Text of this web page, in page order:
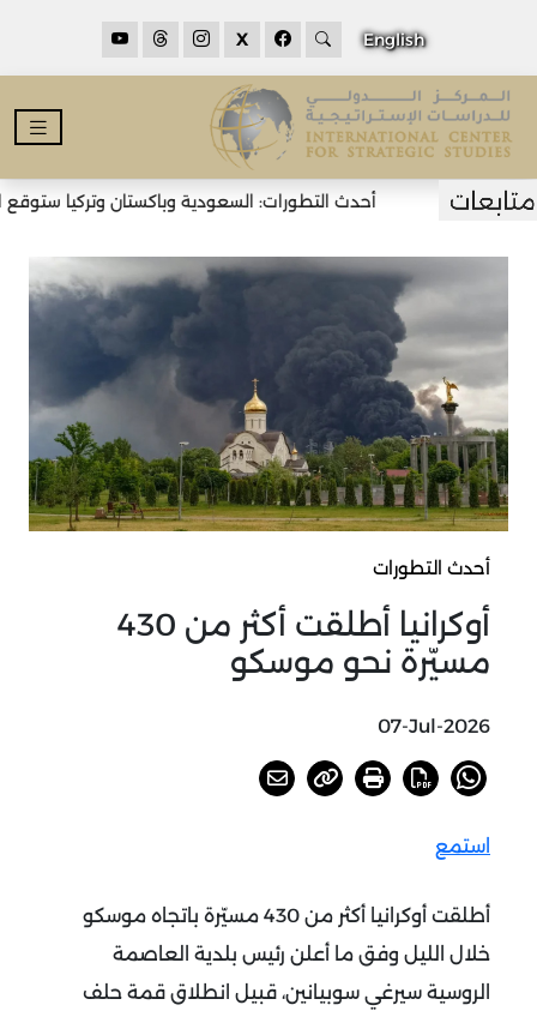
English
X
أحدث التطورات: السعودية وباكستان وتركيا ستوقع
أحدث التطورات
أوكرانيا أطلقت أكثر من 430
مسيّرة نحو موسكو
07-Jul-2026
استمع
أطلقت أوكرانيا أكثر من 430 مسيّرة باتجاه موسكو
خلال الليل وفق ما أعلن رئيس بلدية العاصمة
الروسية سيرغي سوبيانين، قبيل انطلاق قمة حلف